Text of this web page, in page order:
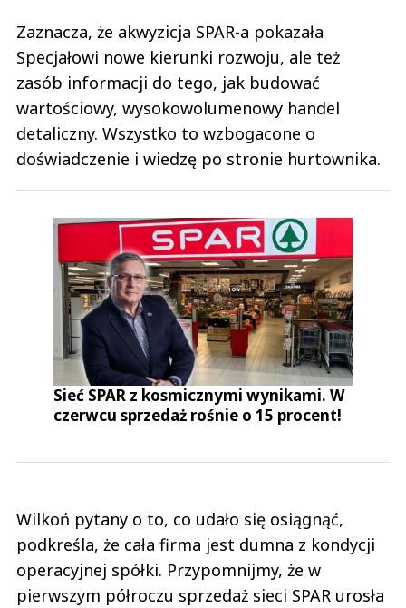
Zaznacza, że akwyzicja SPAR-a pokazała
Specjałowi nowe kierunki rozwoju, ale też
zasób informacji do tego, jak budować
wartościowy, wysokowolumenowy handel
detaliczny. Wszystko to wzbogacone o
doświadczenie i wiedzę po stronie hurtownika.
Sieć SPAR z kosmicznymi wynikami. W
czerwcu sprzedaż rośnie o 15 procent!
Wilkoń pytany o to, co udało się osiągnąć,
podkreśla, że cała firma jest dumna z kondycji
operacyjnej spółki. Przypomnijmy, że w
pierwszym półroczu sprzedaż sieci SPAR urosła